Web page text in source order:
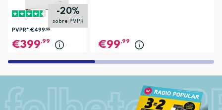
-20%
sobre PVPR
PVPR* €499 ,99
399,99 99,99